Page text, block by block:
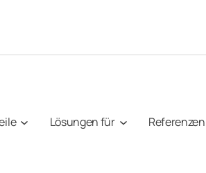
Lösungen für Referenzen